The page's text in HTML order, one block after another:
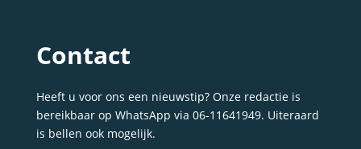
Contact
Heeft u voor ons een nieuwstip? Onze redactie is
bereikbaar op WhatsApp via 06-11641949. Uiteraard
is bellen ook mogelijk.